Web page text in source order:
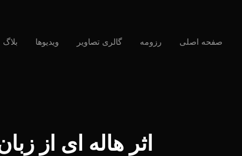
صفحه اصلی رزومه گالری تصاویر ویدیوها بلاگ
اثر هاله ای از